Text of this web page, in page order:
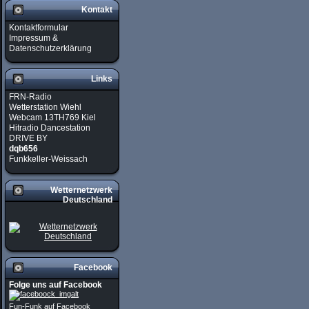
Kontakt
Kontaktformular
Impressum &
Datenschutzerklärung
Links
FRN-Radio
Wetterstation Wiehl
Webcam 13TH769 Kiel
Hitradio Dancestation
DRIVE BY
dqb656
Funkkeller-Weissach
Wetternetzwerk
Deutschland
Facebook
Folge uns auf Facebook
Fun-Funk auf Facebook